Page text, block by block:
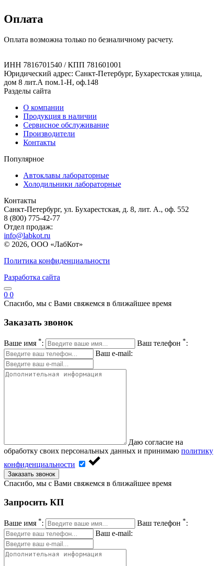
Оплата
Оплата возможна только по безналичному расчету.
ИНН 7816701540 / КПП 781601001
Юридический адрес: Санкт-Петербург, Бухарестская улица,
дом 8 лит.А пом.1-Н, оф.148
Разделы сайта
О компании
Продукция в наличии
Сервисное обслуживание
Производители
Контакты
Популярное
Автоклавы лабораторные
Холодильники лабораторные
Контакты
Санкт-Петербург, ул. Бухарестская, д. 8, лит. А., оф. 552
8 (800) 775-42-77
Отдел продаж:
info@labkot.ru
© 2026, ООО «ЛабКот»
Политика конфиденциальности
Разработка сайта
0 0
Спасибо, мы с Вами свяжемся в ближайшее время
Заказать звонок
Ваше имя *: Ваш телефон *:
Ваш e-mail:
Даю согласие на
обработку своих персональных данных и принимаю политику
конфиденциальности
Заказать звонок
Спасибо, мы с Вами свяжемся в ближайшее время
Запросить КП
Ваше имя *: Ваш телефон *:
Ваш e-mail: